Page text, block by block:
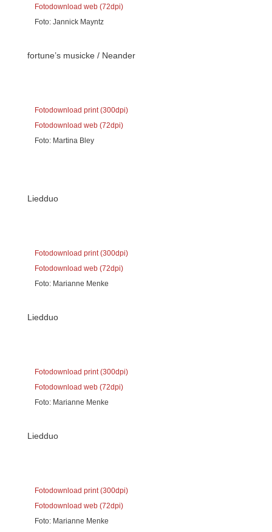
Fotodownload web (72dpi)
Foto: Jannick Mayntz
fortune’s musicke / Neander
Fotodownload print (300dpi)
Fotodownload web (72dpi)
Foto: Martina Bley
Liedduo
Fotodownload print (300dpi)
Fotodownload web (72dpi)
Foto: Marianne Menke
Liedduo
Fotodownload print (300dpi)
Fotodownload web (72dpi)
Foto: Marianne Menke
Liedduo
Fotodownload print (300dpi)
Fotodownload web (72dpi)
Foto: Marianne Menke